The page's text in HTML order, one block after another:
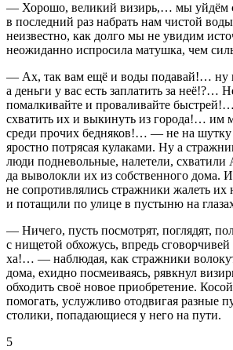
— Хорошо, великий визирь,… мы уйдём
в последний раз набрать нам чистой
неизвестно, как долго мы не увидим
неожиданно испросила матушка, чем
— Ах, так вам ещё и воды подавай!… ну
а деньги у вас есть заплатить за неё!?…
помалкивайте и проваливайте
схватить их и выкинуть из города!… им
среди прочих бедняков!… — не на шутку
яростно потрясая кулаками. Ну а
люди подневольные, налетели, схватили
да выволокли их из собственного дома.
не сопротивлялись стражники жалеть их
и потащили по улице в пустыню на
— Ничего, пусть посмотрят, поглядят,
с нищетой обхожусь, впредь
ха!… — наблюдая, как стражники
дома, ехидно посмеиваясь, рявкнул
обходить своё новое приобретение.
помогать, услужливо отодвигая разные
столики, попадающиеся у него на пути.
5